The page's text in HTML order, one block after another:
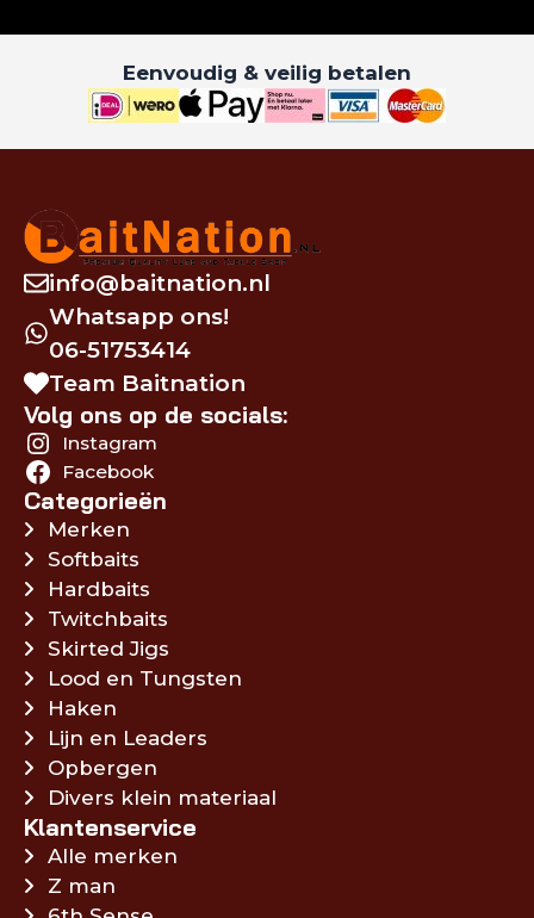
Eenvoudig & veilig betalen
info@baitnation.nl
Whatsapp ons!
06-51753414
Team Baitnation
Volg ons op de socials:
Instagram
Facebook
Categorieën
Merken
Softbaits
Hardbaits
Twitchbaits
Skirted Jigs
Lood en Tungsten
Haken
Lijn en Leaders
Opbergen
Divers klein materiaal
Klantenservice
Alle merken
Z man